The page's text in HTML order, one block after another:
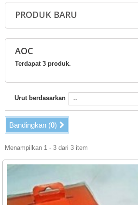
PRODUK BARU
AOC
Terdapat 3 produk.
Urut berdasarkan
Bandingkan (0)
Menampilkan 1 - 3 dari 3 item